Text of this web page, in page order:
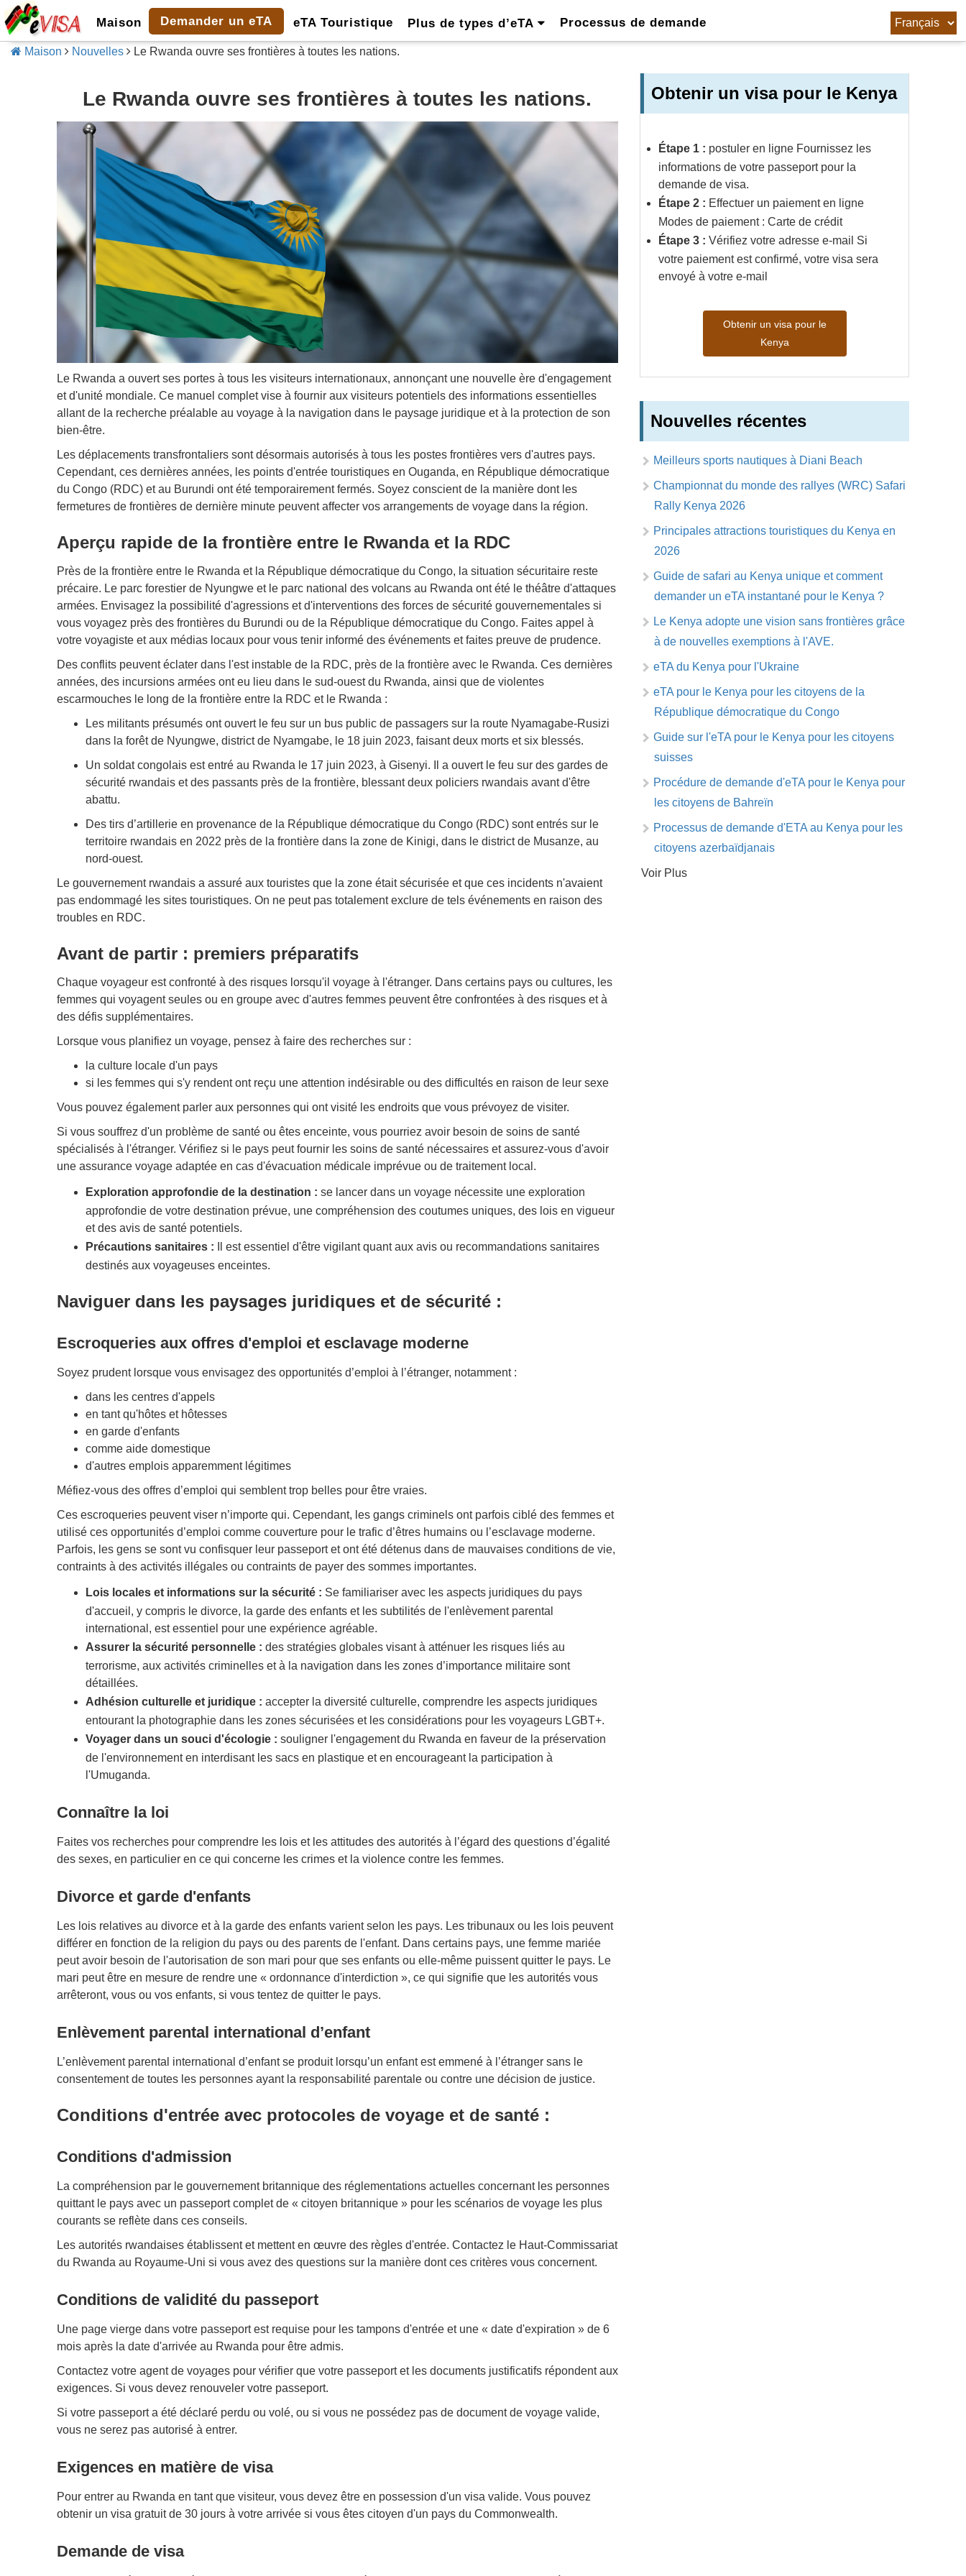
Maison Demander un eTA eTA Touristique Plus de types d’eTA Processus de demande
Maison Nouvelles Le Rwanda ouvre ses frontières à toutes les nations.
Le Rwanda ouvre ses frontières à toutes les nations.
Le Rwanda a ouvert ses portes à tous les visiteurs internationaux, annonçant une nouvelle ère d'engagement
et d'unité mondiale. Ce manuel complet vise à fournir aux visiteurs potentiels des informations essentielles
allant de la recherche préalable au voyage à la navigation dans le paysage juridique et à la protection de son
bien-être.
Les déplacements transfrontaliers sont désormais autorisés à tous les postes frontières vers d'autres pays.
Cependant, ces dernières années, les points d'entrée touristiques en Ouganda, en République démocratique
du Congo (RDC) et au Burundi ont été temporairement fermés. Soyez conscient de la manière dont les
fermetures de frontières de dernière minute peuvent affecter vos arrangements de voyage dans la région.
Aperçu rapide de la frontière entre le Rwanda et la RDC
Près de la frontière entre le Rwanda et la République démocratique du Congo, la situation sécuritaire reste
précaire. Le parc forestier de Nyungwe et le parc national des volcans au Rwanda ont été le théâtre d'attaques
armées. Envisagez la possibilité d'agressions et d'interventions des forces de sécurité gouvernementales si
vous voyagez près des frontières du Burundi ou de la République démocratique du Congo. Faites appel à
votre voyagiste et aux médias locaux pour vous tenir informé des événements et faites preuve de prudence.
Des conflits peuvent éclater dans l'est instable de la RDC, près de la frontière avec le Rwanda. Ces dernières
années, des incursions armées ont eu lieu dans le sud-ouest du Rwanda, ainsi que de violentes
escarmouches le long de la frontière entre la RDC et le Rwanda :
Les militants présumés ont ouvert le feu sur un bus public de passagers sur la route Nyamagabe-Rusizi
dans la forêt de Nyungwe, district de Nyamgabe, le 18 juin 2023, faisant deux morts et six blessés.
Un soldat congolais est entré au Rwanda le 17 juin 2023, à Gisenyi. Il a ouvert le feu sur des gardes de
sécurité rwandais et des passants près de la frontière, blessant deux policiers rwandais avant d'être
abattu.
Des tirs d’artillerie en provenance de la République démocratique du Congo (RDC) sont entrés sur le
territoire rwandais en 2022 près de la frontière dans la zone de Kinigi, dans le district de Musanze, au
nord-ouest.
Le gouvernement rwandais a assuré aux touristes que la zone était sécurisée et que ces incidents n'avaient
pas endommagé les sites touristiques. On ne peut pas totalement exclure de tels événements en raison des
troubles en RDC.
Avant de partir : premiers préparatifs
Chaque voyageur est confronté à des risques lorsqu'il voyage à l'étranger. Dans certains pays ou cultures, les
femmes qui voyagent seules ou en groupe avec d'autres femmes peuvent être confrontées à des risques et à
des défis supplémentaires.
Lorsque vous planifiez un voyage, pensez à faire des recherches sur :
la culture locale d'un pays
si les femmes qui s'y rendent ont reçu une attention indésirable ou des difficultés en raison de leur sexe
Vous pouvez également parler aux personnes qui ont visité les endroits que vous prévoyez de visiter.
Si vous souffrez d'un problème de santé ou êtes enceinte, vous pourriez avoir besoin de soins de santé
spécialisés à l'étranger. Vérifiez si le pays peut fournir les soins de santé nécessaires et assurez-vous d'avoir
une assurance voyage adaptée en cas d'évacuation médicale imprévue ou de traitement local.
Exploration approfondie de la destination : se lancer dans un voyage nécessite une exploration
approfondie de votre destination prévue, une compréhension des coutumes uniques, des lois en vigueur
et des avis de santé potentiels.
Précautions sanitaires : Il est essentiel d'être vigilant quant aux avis ou recommandations sanitaires
destinés aux voyageuses enceintes.
Naviguer dans les paysages juridiques et de sécurité :
Escroqueries aux offres d'emploi et esclavage moderne
Soyez prudent lorsque vous envisagez des opportunités d’emploi à l’étranger, notamment :
dans les centres d'appels
en tant qu'hôtes et hôtesses
en garde d'enfants
comme aide domestique
d'autres emplois apparemment légitimes
Méfiez-vous des offres d’emploi qui semblent trop belles pour être vraies.
Ces escroqueries peuvent viser n’importe qui. Cependant, les gangs criminels ont parfois ciblé des femmes et
utilisé ces opportunités d’emploi comme couverture pour le trafic d’êtres humains ou l’esclavage moderne.
Parfois, les gens se sont vu confisquer leur passeport et ont été détenus dans de mauvaises conditions de vie,
contraints à des activités illégales ou contraints de payer des sommes importantes.
Lois locales et informations sur la sécurité : Se familiariser avec les aspects juridiques du pays
d'accueil, y compris le divorce, la garde des enfants et les subtilités de l'enlèvement parental
international, est essentiel pour une expérience agréable.
Assurer la sécurité personnelle : des stratégies globales visant à atténuer les risques liés au
terrorisme, aux activités criminelles et à la navigation dans les zones d’importance militaire sont
détaillées.
Adhésion culturelle et juridique : accepter la diversité culturelle, comprendre les aspects juridiques
entourant la photographie dans les zones sécurisées et les considérations pour les voyageurs LGBT+.
Voyager dans un souci d'écologie : souligner l'engagement du Rwanda en faveur de la préservation
de l'environnement en interdisant les sacs en plastique et en encourageant la participation à
l'Umuganda.
Connaître la loi
Faites vos recherches pour comprendre les lois et les attitudes des autorités à l’égard des questions d’égalité
des sexes, en particulier en ce qui concerne les crimes et la violence contre les femmes.
Divorce et garde d'enfants
Les lois relatives au divorce et à la garde des enfants varient selon les pays. Les tribunaux ou les lois peuvent
différer en fonction de la religion du pays ou des parents de l'enfant. Dans certains pays, une femme mariée
peut avoir besoin de l'autorisation de son mari pour que ses enfants ou elle-même puissent quitter le pays. Le
mari peut être en mesure de rendre une « ordonnance d'interdiction », ce qui signifie que les autorités vous
arrêteront, vous ou vos enfants, si vous tentez de quitter le pays.
Enlèvement parental international d’enfant
L’enlèvement parental international d’enfant se produit lorsqu’un enfant est emmené à l’étranger sans le
consentement de toutes les personnes ayant la responsabilité parentale ou contre une décision de justice.
Conditions d'entrée avec protocoles de voyage et de santé :
Conditions d'admission
La compréhension par le gouvernement britannique des réglementations actuelles concernant les personnes
quittant le pays avec un passeport complet de « citoyen britannique » pour les scénarios de voyage les plus
courants se reflète dans ces conseils.
Les autorités rwandaises établissent et mettent en œuvre des règles d'entrée. Contactez le Haut-Commissariat
du Rwanda au Royaume-Uni si vous avez des questions sur la manière dont ces critères vous concernent.
Conditions de validité du passeport
Une page vierge dans votre passeport est requise pour les tampons d'entrée et une « date d'expiration » de 6
mois après la date d'arrivée au Rwanda pour être admis.
Contactez votre agent de voyages pour vérifier que votre passeport et les documents justificatifs répondent aux
exigences. Si vous devez renouveler votre passeport.
Si votre passeport a été déclaré perdu ou volé, ou si vous ne possédez pas de document de voyage valide,
vous ne serez pas autorisé à entrer.
Exigences en matière de visa
Pour entrer au Rwanda en tant que visiteur, vous devez être en possession d'un visa valide. Vous pouvez
obtenir un visa gratuit de 30 jours à votre arrivée si vous êtes citoyen d'un pays du Commonwealth.
Demande de visa
Obtenir un visa pour le Kenya
Étape 1 : postuler en ligne Fournissez les
informations de votre passeport pour la
demande de visa.
Étape 2 : Effectuer un paiement en ligne
Modes de paiement : Carte de crédit
Étape 3 : Vérifiez votre adresse e-mail Si
votre paiement est confirmé, votre visa sera
envoyé à votre e-mail
Obtenir un visa pour le
Kenya
Nouvelles récentes
Meilleurs sports nautiques à Diani Beach
Championnat du monde des rallyes (WRC) Safari
Rally Kenya 2026
Principales attractions touristiques du Kenya en
2026
Guide de safari au Kenya unique et comment
demander un eTA instantané pour le Kenya ?
Le Kenya adopte une vision sans frontières grâce
à de nouvelles exemptions à l'AVE.
eTA du Kenya pour l'Ukraine
eTA pour le Kenya pour les citoyens de la
République démocratique du Congo
Guide sur l'eTA pour le Kenya pour les citoyens
suisses
Procédure de demande d'eTA pour le Kenya pour
les citoyens de Bahreïn
Processus de demande d'ETA au Kenya pour les
citoyens azerbaïdjanais
Voir Plus